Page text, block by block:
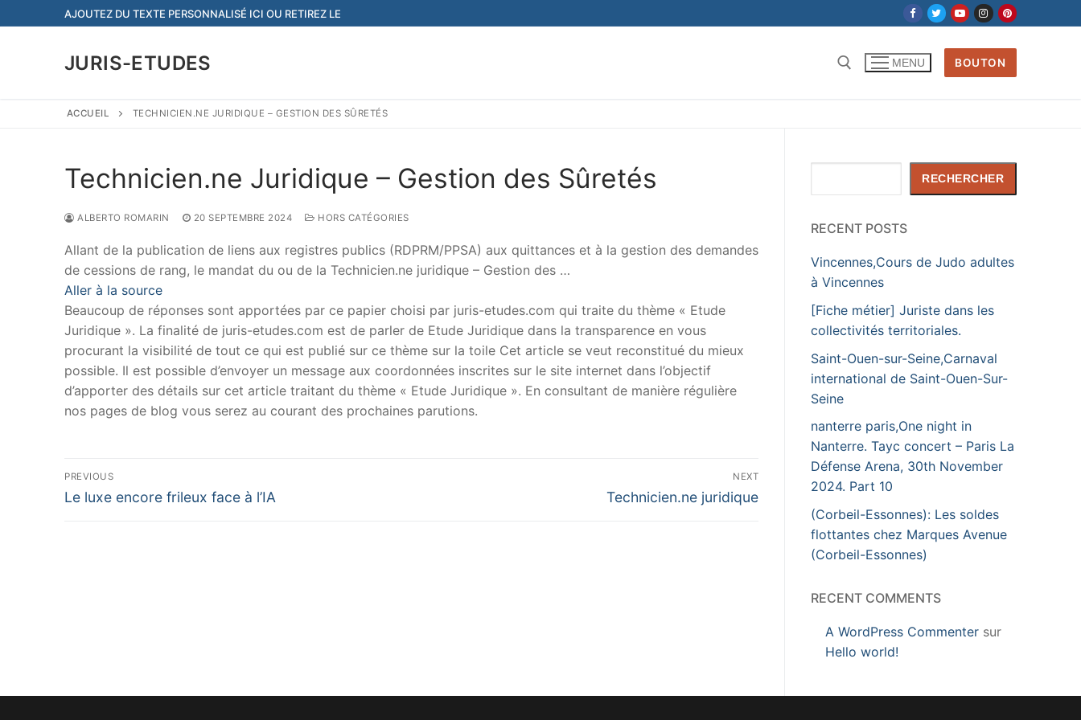
au
AJOUTEZ DU TEXTE PERSONNALISÉ ICI OU RETIREZ LE
JURIS-ETUDES MENU BOUTON
ACCUEIL TECHNICIEN.NE JURIDIQUE – GESTION DES SÛRETÉS
Technicien.ne Juridique – Gestion des Sûretés
ALBERTO ROMARIN 20 SEPTEMBRE 2024 HORS CATÉGORIES
Allant de la publication de liens aux registres publics (RDPRM/PPSA) aux quittances et à la gestion des demandes
de cessions de rang, le mandat du ou de la Technicien.ne juridique – Gestion des …
Aller à la source
Beaucoup de réponses sont apportées par ce papier choisi par juris-etudes.com qui traite du thème « Etude
Juridique ». La finalité de juris-etudes.com est de parler de Etude Juridique dans la transparence en vous
procurant la visibilité de tout ce qui est publié sur ce thème sur la toile Cet article se veut reconstitué du mieux
possible. Il est possible d’envoyer un message aux coordonnées inscrites sur le site internet dans l’objectif
d’apporter des détails sur cet article traitant du thème « Etude Juridique ». En consultant de manière régulière
nos pages de blog vous serez au courant des prochaines parutions.
Navigation
de
PREVIOUS
Previous
Le luxe encore frileux face à l’IA
NEXT
Next
Technicien.ne juridique
RECHERCHER
RECENT POSTS
Vincennes,Cours de Judo adultes
à Vincennes
[Fiche métier] Juriste dans les
collectivités territoriales.
Saint-Ouen-sur-Seine,Carnaval
international de Saint-Ouen-Sur-
Seine
nanterre paris,One night in
Nanterre. Tayc concert – Paris La
Défense Arena, 30th November
2024. Part 10
(Corbeil-Essonnes): Les soldes
flottantes chez Marques Avenue
(Corbeil-Essonnes)
RECENT COMMENTS
A WordPress Commenter sur
Hello world!